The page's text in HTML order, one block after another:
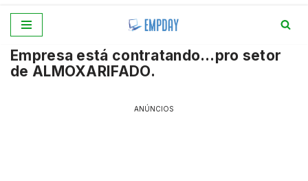
para
o
Empresa está contratando…pro setor
de ALMOXARIFADO.
ANÚNCIOS